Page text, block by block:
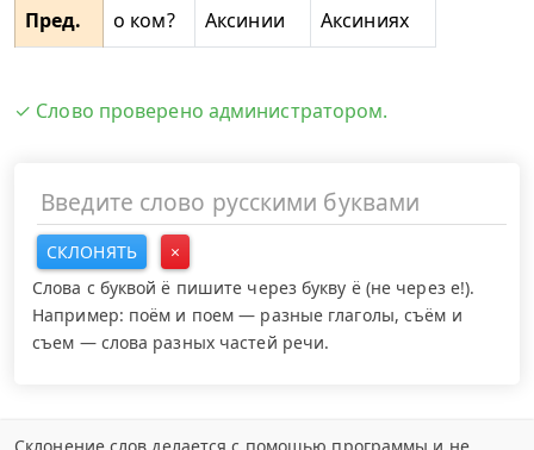
Пред. о ком? Аксинии Аксиниях
✓ Слово проверено администратором.
СКЛОНЯТЬ
×
Слова с буквой ё пишите через букву ё (не через е!).
Например: поём и поем — разные глаголы, съём и
съем — слова разных частей речи.
Склонение слов делается с помощью программы и не